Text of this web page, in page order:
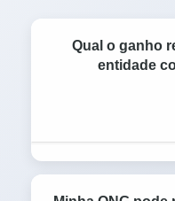
Qual o ganho
entidade
A qualificação
parcerias